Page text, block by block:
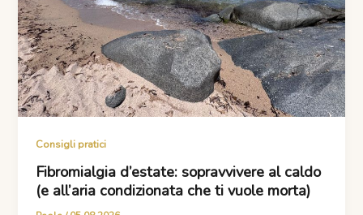
Consigli pratici
Fibromialgia d’estate: sopravvivere al caldo
(e all’aria condizionata che ti vuole morta)